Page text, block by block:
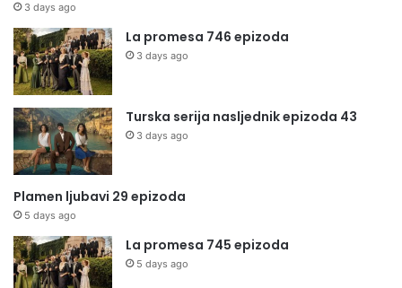
3 days ago
La promesa 746 epizoda
3 days ago
Turska serija nasljednik epizoda 43
3 days ago
Plamen ljubavi 29 epizoda
5 days ago
La promesa 745 epizoda
5 days ago